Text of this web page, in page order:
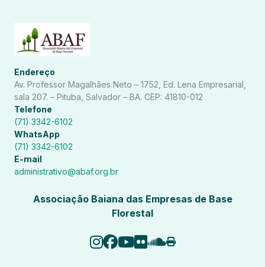
Endereço
Av. Professor Magalhães Neto – 1752, Ed. Lena Empresarial,
sala 207. – Pituba, Salvador – BA. CEP: 41810-012
Telefone
(71) 3342-6102
WhatsApp
(71) 3342-6102
E-mail
administrativo@abaf.org.br
Associação Baiana das Empresas de Base
Florestal